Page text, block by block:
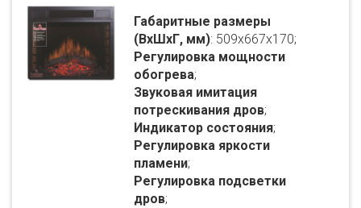
Габаритные размеры
(ВхШхГ, мм): 509x667x170;
Регулировка мощности
обогрева;
Звуковая имитация
потрескивания дров;
Индикатор состояния;
Регулировка яркости
пламени;
Регулировка подсветки
дров;